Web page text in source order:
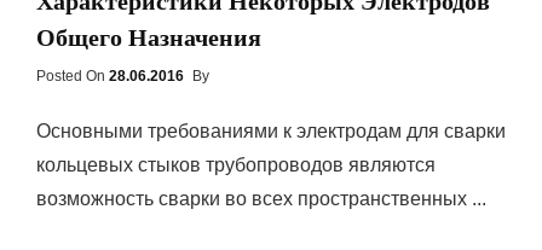
Общего Назначения
Posted On Posted
28.06.2016 By
Основными требованиями к электродам для сварки
кольцевых стыков трубопроводов являются
возможность сварки во всех пространственных ...